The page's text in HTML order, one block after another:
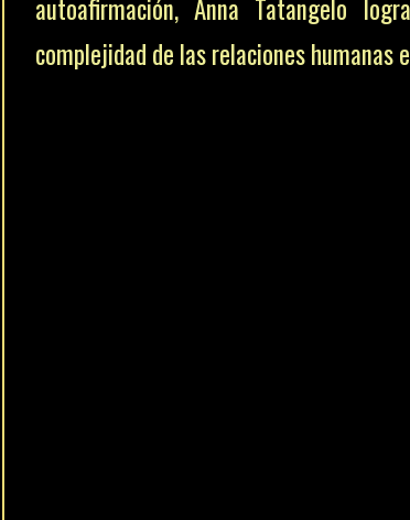
autoafirmación, Anna Tatangelo
complejidad de las relaciones humanas